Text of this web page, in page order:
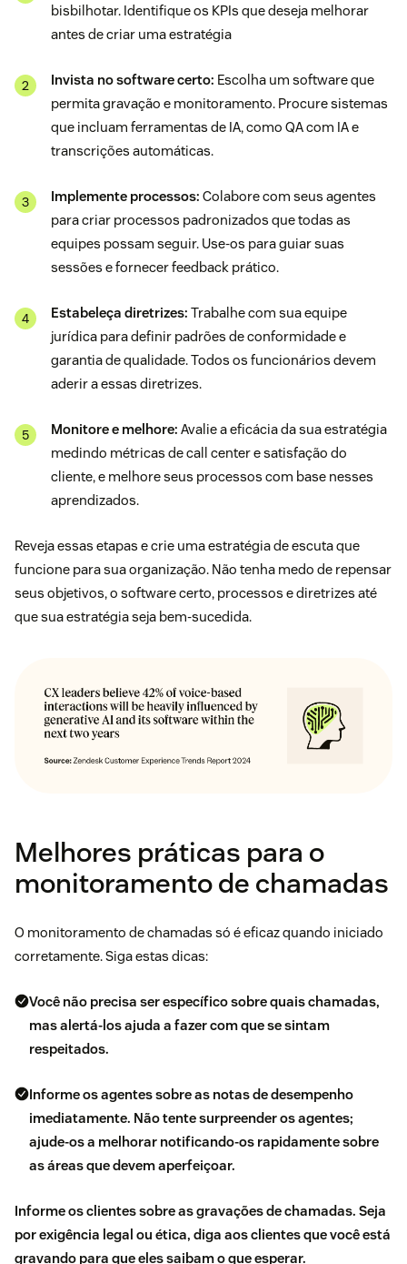
bisbilhotar. Identifique os KPIs que deseja melhorar
antes de criar uma estratégia
Invista no software certo: Escolha um software que
permita gravação e monitoramento. Procure sistemas
que incluam ferramentas de IA, como QA com IA e
transcrições automáticas.
Implemente processos: Colabore com seus agentes
para criar processos padronizados que todas as
equipes possam seguir. Use-os para guiar suas
sessões e fornecer feedback prático.
Estabeleça diretrizes: Trabalhe com sua equipe
jurídica para definir padrões de conformidade e
garantia de qualidade. Todos os funcionários devem
aderir a essas diretrizes.
Monitore e melhore: Avalie a eficácia da sua estratégia
medindo métricas de call center e satisfação do
cliente, e melhore seus processos com base nesses
aprendizados.
Reveja essas etapas e crie uma estratégia de escuta que
funcione para sua organização. Não tenha medo de repensar
seus objetivos, o software certo, processos e diretrizes até
que sua estratégia seja bem-sucedida.
Melhores práticas para o
monitoramento de chamadas
O monitoramento de chamadas só é eficaz quando iniciado
corretamente. Siga estas dicas:
Você não precisa ser específico sobre quais chamadas,
mas alertá-los ajuda a fazer com que se sintam
respeitados.
Informe os agentes sobre as notas de desempenho
imediatamente. Não tente surpreender os agentes;
ajude-os a melhorar notificando-os rapidamente sobre
as áreas que devem aperfeiçoar.
Informe os clientes sobre as gravações de chamadas. Seja
por exigência legal ou ética, diga aos clientes que você está
gravando para que eles saibam o que esperar.